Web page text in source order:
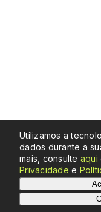
Utilizamos a
dados durante a
mais, consulte aqui
Privacidade e